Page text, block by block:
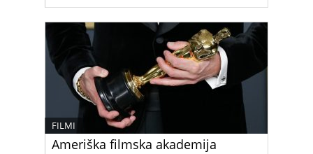
Ameriška filmska akademija
FILMI